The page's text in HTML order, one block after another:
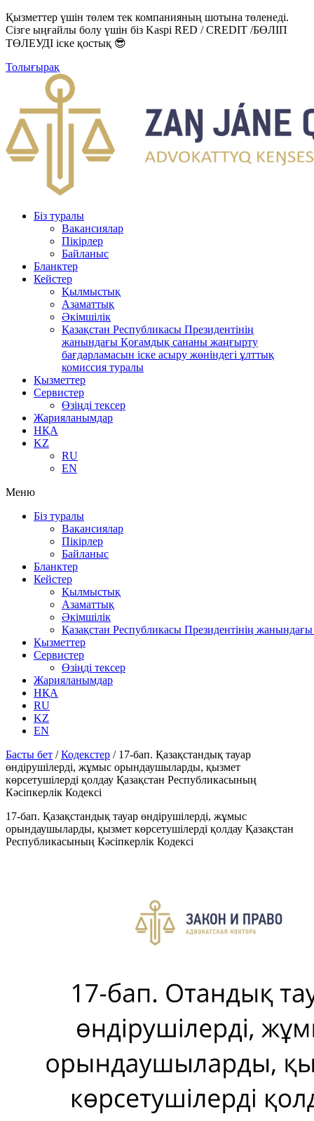
Қызметтер үшін төлем тек компанияның шотына төленеді.
Сізге ыңғайлы болу үшін біз Kaspi RED / CREDIT /БӨЛІП
ТӨЛЕУДІ іске қостық 😎
Толығырақ
Біз туралы
Вакансиялар
Пікірлер
Байланыс
Бланктер
Кейстер
Қылмыстық
Азаматтық
Әкімшілік
Қазақстан Республикасы Президентінің
жанындағы Қоғамдық сананы жаңғырту
бағдарламасын іске асыру жөніндегі ұлттық
комиссия туралы
Қызметтер
Сервистер
Өзіңді тексер
Жарияланымдар
НҚА
KZ
RU
EN
Меню
Біз туралы
Вакансиялар
Пікірлер
Байланыс
Бланктер
Кейстер
Қылмыстық
Азаматтық
Әкімшілік
Қазақстан Республикасы Президентінің
Қызметтер
Сервистер
Өзіңді тексер
Жарияланымдар
НҚА
RU
KZ
EN
Басты бет /Кодекстер / 17-бап. Қазақстандық тауар
өндірушілерді, жұмыс орындаушыларды, қызмет
көрсетушілерді қолдау Қазақстан Республикасының
Кәсіпкерлік Кодексі
17-бап. Қазақстандық тауар өндірушілерді, жұмыс
орындаушыларды, қызмет көрсетушілерді қолдау Қазақстан
Республикасының Кәсіпкерлік Кодексі